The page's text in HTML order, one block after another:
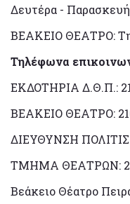
Δευτέρα - Παρασκευή
ΒΕΑΚΕΙΟ ΘΕΑΤΡΟ:
Τηλέφωνα
ΕΚΔΟΤΗΡΙΑ Δ.Θ.Π.:
ΒΕΑΚΕΙΟ ΘΕΑΤΡΟ:
ΔΙΕΥΘΥΝΣΗ
ΤΜΗΜΑ ΘΕΑΤΡΩΝ:
Βεάκειο Θέατρο